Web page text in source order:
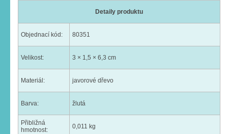
Detaily produktu
Objednací kód: 80351
Velikost: 3 × 1,5 × 6,3 cm
Materiál: javorové dřevo
Barva: žlutá
Přibližná
hmotnost:
0,011 kg